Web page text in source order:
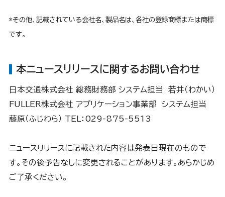
*その他、記載されている会社名、製品名は、各社の登録商標または商標
です。
本ニュースリリースに関するお問い合わせ
日本交通株式会社 総務財務部 システム担当 若井（わかい）
FULLER株式会社 アプリケーション事業部 システム担当
藤原（ふじわら） TEL：029-875-5513
ニュースリリースに記載された内容は発表日現在のもので
す。その後予告なしに変更されることがあります。あらかじめ
ご了承ください。